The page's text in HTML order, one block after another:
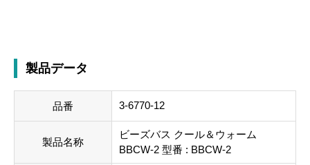
製品データ
品番 3-6770-12
製品名称
ビーズバス クール＆ウォーム
BBCW-2 型番 : BBCW-2